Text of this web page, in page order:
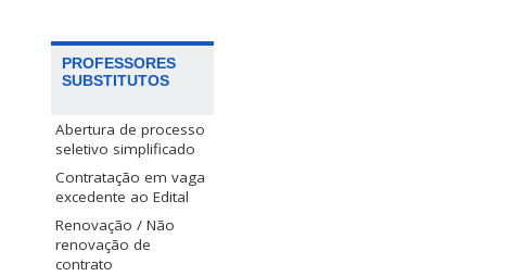
PROFESSORES
SUBSTITUTOS
Abertura de processo
seletivo simplificado
Contratação em vaga
excedente ao Edital
Renovação / Não
renovação de
contrato